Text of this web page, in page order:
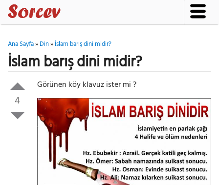
Ana Sayfa»Din»İslam barış dini midir?
İslam barış dini midir?
4
Görünen köy klavuz ister mi ?